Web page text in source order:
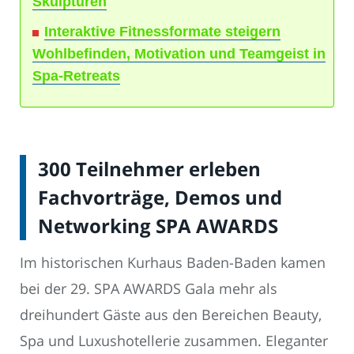
Interaktive Fitnessformate steigern
Wohlbefinden, Motivation und Teamgeist in
Spa-Retreats
300 Teilnehmer erleben
Fachvorträge, Demos und
Networking SPA AWARDS
Im historischen Kurhaus Baden-Baden kamen
bei der 29. SPA AWARDS Gala mehr als
dreihundert Gäste aus den Bereichen Beauty,
Spa und Luxushotellerie zusammen. Eleganter